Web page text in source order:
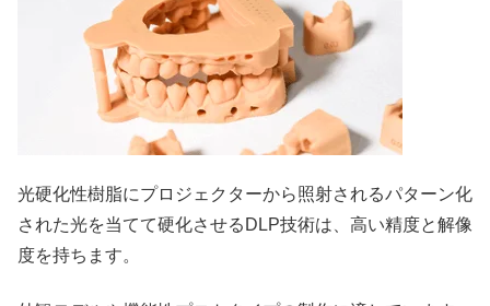
光硬化性樹脂にプロジェクターから照射されるパターン化
された光を当てて硬化させるDLP技術は、高い精度と解像
度を持ちます。